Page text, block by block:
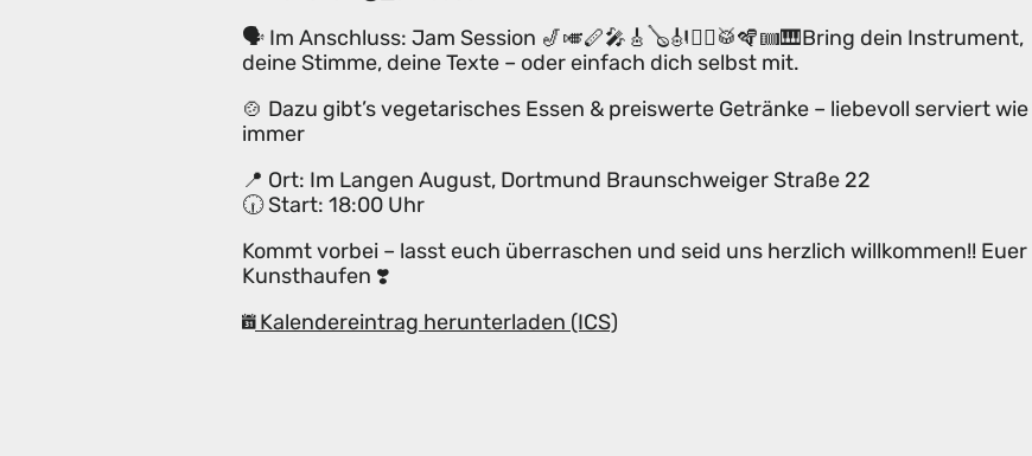
🗣️ Im Anschluss: Jam Session 🎷🎺🪈🎤🎸🪕🎻🪉🪘🥁🪇🪗🎹Bring dein Instrument,
deine Stimme, deine Texte – oder einfach dich selbst mit.
🍲 Dazu gibt’s vegetarisches Essen & preiswerte Getränke – liebevoll serviert wie
immer
📍 Ort: Im Langen August, Dortmund Braunschweiger Straße 22
🕡 Start: 18:00 Uhr
Kommt vorbei – lasst euch überraschen und seid uns herzlich willkommen!! Euer
Kunsthaufen ❣️
Kalendereintrag herunterladen (ICS)